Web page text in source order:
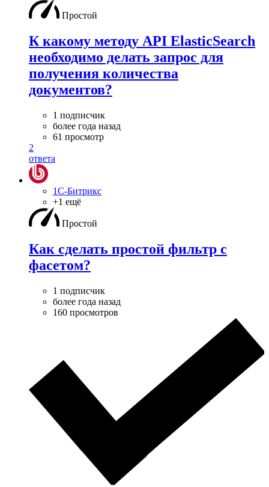
Простой
К какому методу API ElasticSearch
необходимо делать запрос для
получения количества
документов?
1 подписчик
более года назад
61 просмотр
2
ответа
1С-Битрикс
+1 ещё
Простой
Как сделать простой фильтр с
фасетом?
1 подписчик
более года назад
160 просмотров